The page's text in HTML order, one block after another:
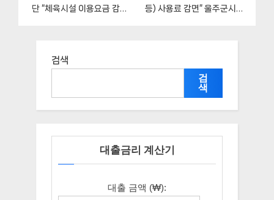
단 “체육시설 이용요금 감면
등) 사용료 감면” 울주군시설
검색
검
색
대출금리 계산기
대출 금액 (₩):